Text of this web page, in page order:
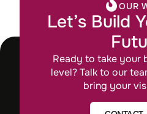
OUR
Let’s Build
Ready to take your
level? Talk to our
bring your